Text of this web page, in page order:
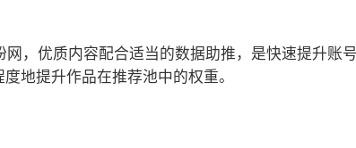
，优质内容配合适当的数据助推，是快速提升账
地提升作品在推荐池中的权重。